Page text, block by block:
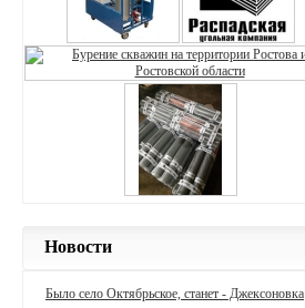
Новости
Было село Октябрьское, станет - Джексоновка